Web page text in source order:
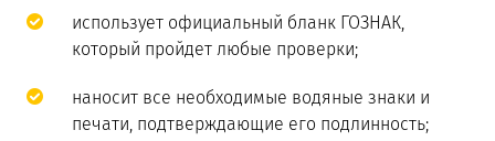
использует официальный бланк ГОЗНАК,
который пройдет любые проверки;
наносит все необходимые водяные знаки и
печати, подтверждающие его подлинность;